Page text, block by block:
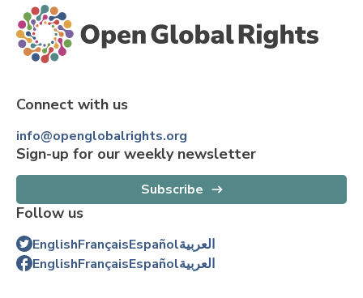
Connect with us
info@openglobalrights.org
Sign-up for our weekly newsletter
Subscribe
Follow us
EnglishFrançaisEspañolالعربية
EnglishFrançaisEspañolالعربية